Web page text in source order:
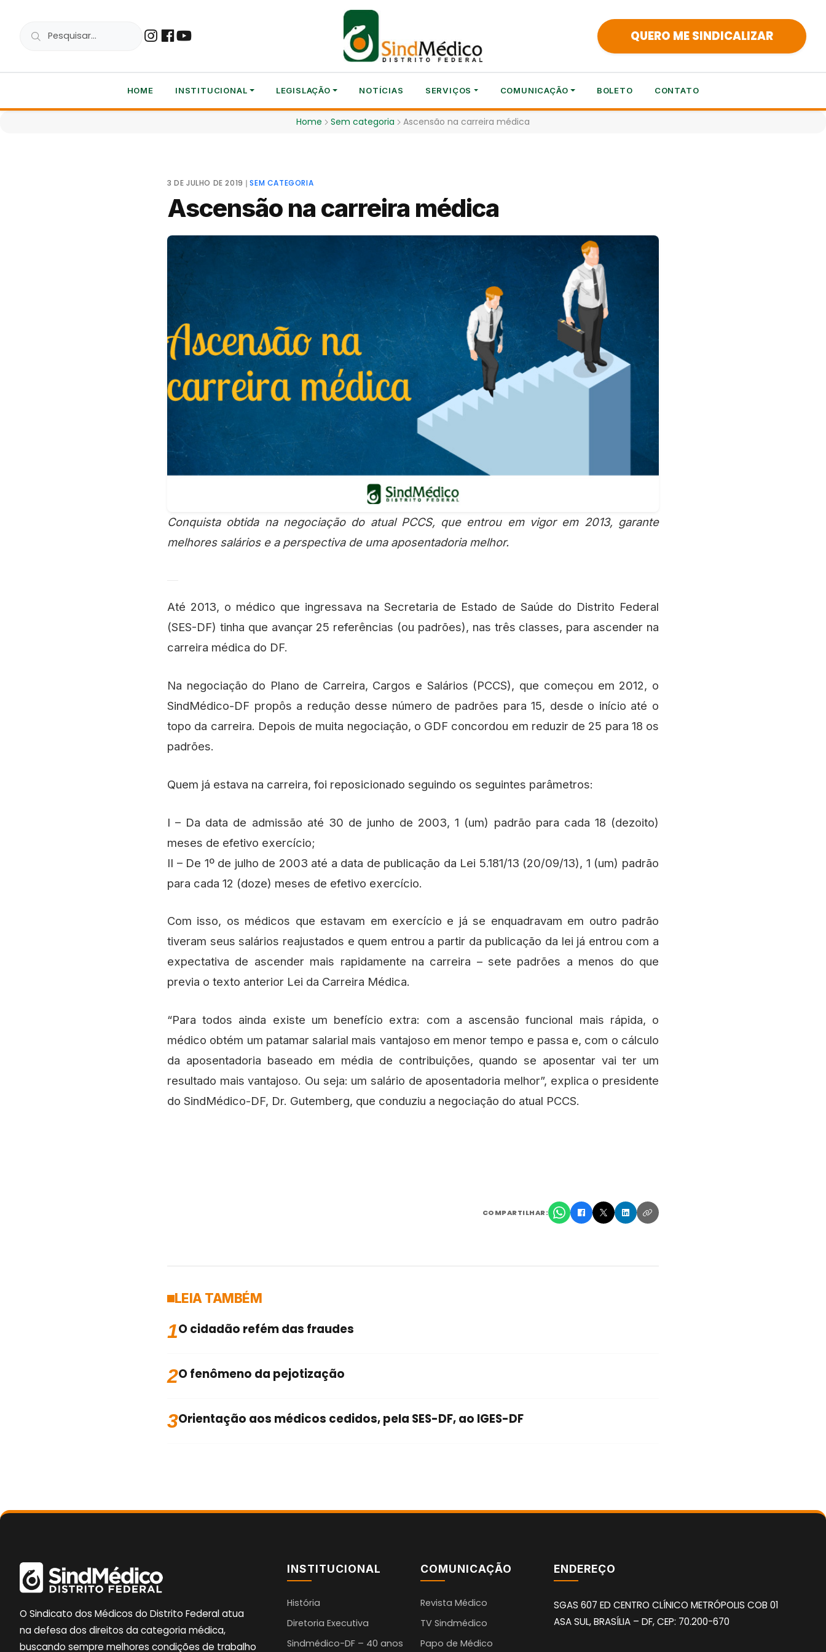
QUERO ME SINDICALIZAR
HOME INSTITUCIONAL LEGISLAÇÃO NOTÍCIAS SERVIÇOS COMUNICAÇÃO BOLETO CONTATO
Home Sem categoria Ascensão na carreira médica
3 DE JULHO DE 2019 ❘SEM CATEGORIA
Ascensão na carreira médica
Conquista obtida na negociação do atual PCCS, que entrou em vigor em 2013, garante
melhores salários e a perspectiva de uma aposentadoria melhor.
Até 2013, o médico que ingressava na Secretaria de Estado de Saúde do Distrito Federal
(SES-DF) tinha que avançar 25 referências (ou padrões), nas três classes, para ascender na
carreira médica do DF.
Na negociação do Plano de Carreira, Cargos e Salários (PCCS), que começou em 2012, o
SindMédico-DF propôs a redução desse número de padrões para 15, desde o início até o
topo da carreira. Depois de muita negociação, o GDF concordou em reduzir de 25 para 18 os
padrões.
Quem já estava na carreira, foi reposicionado seguindo os seguintes parâmetros:
I – Da data de admissão até 30 de junho de 2003, 1 (um) padrão para cada 18 (dezoito)
meses de efetivo exercício;
II – De 1º de julho de 2003 até a data de publicação da Lei 5.181/13 (20/09/13), 1 (um) padrão
para cada 12 (doze) meses de efetivo exercício.
Com isso, os médicos que estavam em exercício e já se enquadravam em outro padrão
tiveram seus salários reajustados e quem entrou a partir da publicação da lei já entrou com a
expectativa de ascender mais rapidamente na carreira – sete padrões a menos do que
previa o texto anterior Lei da Carreira Médica.
“Para todos ainda existe um benefício extra: com a ascensão funcional mais rápida, o
médico obtém um patamar salarial mais vantajoso em menor tempo e passa e, com o cálculo
da aposentadoria baseado em média de contribuições, quando se aposentar vai ter um
resultado mais vantajoso. Ou seja: um salário de aposentadoria melhor”, explica o presidente
do SindMédico-DF, Dr. Gutemberg, que conduziu a negociação do atual PCCS.
COMPARTILHAR:
LEIA TAMBÉM
1O cidadão refém das fraudes
2O fenômeno da pejotização
3Orientação aos médicos cedidos, pela SES-DF, ao IGES-DF
O Sindicato dos Médicos do Distrito Federal atua
na defesa dos direitos da categoria médica,
buscando sempre melhores condições de trabalho
INSTITUCIONAL
História
Diretoria Executiva
Sindmédico-DF – 40 anos
COMUNICAÇÃO
Revista Médico
TV Sindmédico
Papo de Médico
ENDEREÇO
SGAS 607 ED CENTRO CLÍNICO METRÓPOLIS COB 01
ASA SUL, BRASÍLIA – DF, CEP: 70.200-670